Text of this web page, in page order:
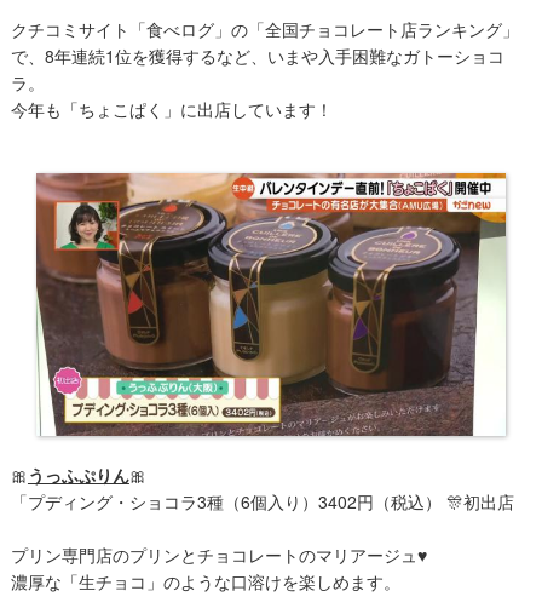
クチコミサイト「食べログ」の「全国チョコレート店ランキング」
で、8年連続1位を獲得するなど、いまや入手困難なガトーショコ
ラ。
今年も「ちょこぱく」に出店しています！
🎀 うっふぷり​ん🎀
「プディング・ショコラ3種（6個入り）3402円（税込） 🎊初出店
プリン専門店のプリンとチョコレートのマリアージュ♥
濃厚な「生チョコ」のような口溶けを楽しめます。